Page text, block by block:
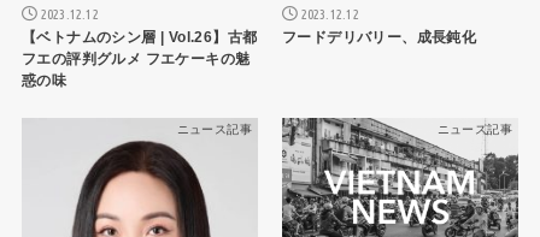
2023.12.12
【ベトナムのシン層 | Vol.26】古都
フエの評判グルメ フエケーキの魅
惑の味
2023.12.12
フードデリバリー、成長鈍化
ニュース記事 ニュース記事